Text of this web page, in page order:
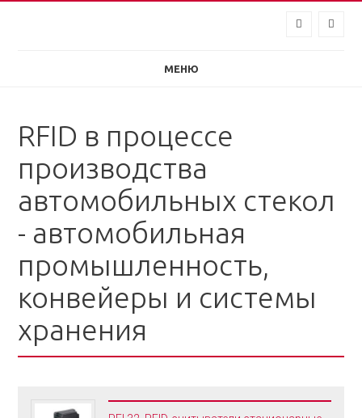
МЕНЮ
ПРОДУКЦИЯ
ПРИМЕНЕНИЕ
КОНТАКТЫ
RFID в процессе
производства
автомобильных стекол
- автомобильная
промышленность,
конвейеры и системы
хранения